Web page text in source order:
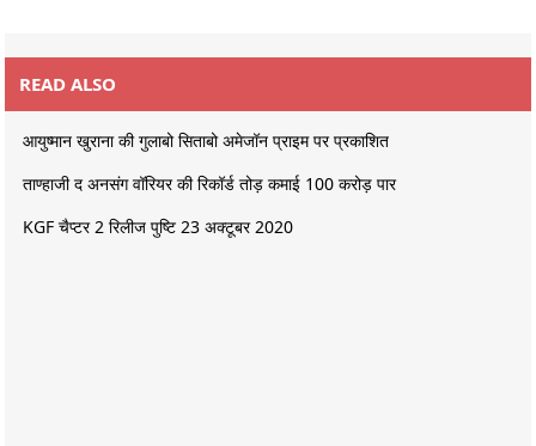
READ ALSO
आयुष्मान खुराना की गुलाबो सिताबो अमेजॉन प्राइम पर प्रकाशित
ताण्हाजी द अनसंग वॉरियर की रिकॉर्ड तोड़ कमाई 100 करोड़ पार
KGF चैप्टर 2 रिलीज पुष्टि 23 अक्टूबर 2020